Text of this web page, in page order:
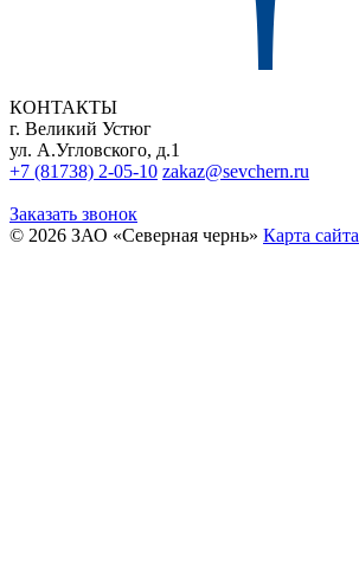
КОНТАКТЫ
г. Великий Устюг
ул. А.Угловского, д.1
+7 (81738) 2-05-10 zakaz@sevchern.ru
Заказать звонок
© 2026 ЗАО «Северная чернь» Карта сайта